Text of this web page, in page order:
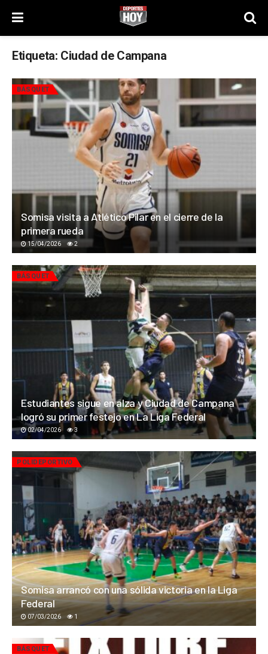
Etiqueta: Ciudad de Campana
BÁSQUET
Somisa visita a Atlético Pilar en el cierre de la
primera rueda
15/04/2026 2
BÁSQUET
Estudiantes sigue en alza y Ciudad de Campana
logró su primer festejo en La Liga Federal
02/04/2026 3
POLIDEPORTIVO
Somisa arrancó con una sólida victoria en la Liga
Federal
07/03/2026 1
BÁSQUET